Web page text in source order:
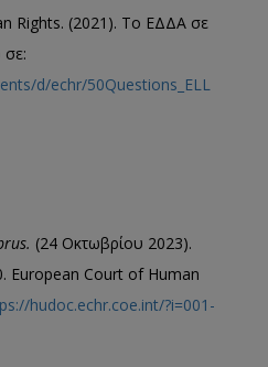
Rights. (2021). Το ΕΔΔΑ σε
σε:
d/echr/50Questions_ELL
. (24 Οκτωβρίου 2023).
European Court of Human
hudoc.echr.coe.int/?i=001-